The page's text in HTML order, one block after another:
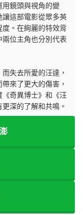
鏡頭與視角的變
這部電影從眾多英
。在絢麗的特效背
位主角也分別代表
失去所愛的汪達，
來了更大的傷害，
奇異博士》和《汪
深的了解和共鳴。